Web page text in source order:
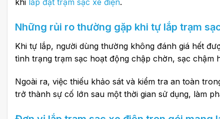
khi lắp đặt trạm sạc xe điện.
Những rủi ro thường gặp khi tự lắp trạm
Khi tự lắp, người dùng thường không đánh giá hết
tình trạng trạm sạc hoạt động chập chờn, sạc chậm
Ngoài ra, việc thiếu khảo sát và kiểm tra an toàn
trở thành sự cố lớn sau một thời gian sử dụng, làm